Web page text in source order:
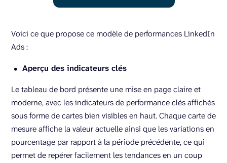
Voici ce que propose ce modèle de performances LinkedIn
Ads :
Aperçu des indicateurs clés
Le tableau de bord présente une mise en page claire et
moderne, avec les indicateurs de performance clés affichés
sous forme de cartes bien visibles en haut. Chaque carte de
mesure affiche la valeur actuelle ainsi que les variations en
pourcentage par rapport à la période précédente, ce qui
permet de repérer facilement les tendances en un coup